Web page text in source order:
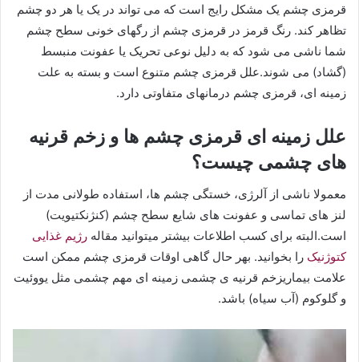
قرمزی چشم یک مشکل رایج است که می تواند در یک یا هر دو چشم
تظاهر کند. رنگ قرمز در قرمزی چشم از رگهای خونی سطح چشم
شما ناشی می شود که به دلیل نوعی تحریک یا عفونت منبسط
(گشاد) می شوند.علل قرمزی چشم متنوع است و بسته به علت
زمینه ای، قرمزی چشم درمانهای متفاوتی دارد.
علل زمینه ای قرمزی چشم ها و زخم قرنیه
های چشمی چیست؟
معمولا ناشی از آلرژی، خستگی چشم ها، استفاده طولانی مدت از
لنز های تماسی و عفونت های شایع سطح چشم (کنژنکتیویت)
است.البته برای کسب اطلاعات بیشتر میتوانید مقاله رژیم غذایی
کتوژنیک را بخوانید. بهر حال گاهی اوقات قرمزی چشم ممکن است
علامت بیماریزخم قرنیه ی چشمی زمینه ای مهم چشمی مثل یووئیت
و گلوکوم (آب سیاه) باشد.